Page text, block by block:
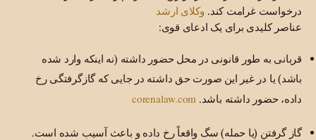
درخواست غرامت کند. وکلای ارشد
عناصر کلیدی برای یک ادعای قوی:
قربانی به طور قانونی در محل حضور داشته (نه اینکه وارد شده
باشد) یا در غیر این صورت حق داشته در جایی که گازگرفتگی رخ
داده، حضور داشته باشد. corenalaw.com
گاز گرفتن (یا حمله) سگ واقعاً رخ داده و باعث آسیب شده است.